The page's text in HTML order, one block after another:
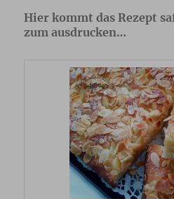
Hier kommt das Rezept
zum ausdrucken…